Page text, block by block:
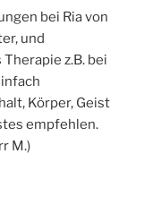
bei Ria von
und
z.B. bei
Körper, Geist
empfehlen.
M.)